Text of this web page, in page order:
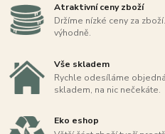
Atraktivní ceny zboží
Držíme nízké ceny za
výhodně.
Vše skladem
Rychle odesíláme
skladem, na nic nečekáte.
Eko eshop